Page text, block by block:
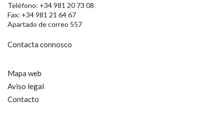
Teléfono: +34 981 20 73 08
Fax: +34 981 21 64 67
Apartado de correo 557
Contacta connosco
Mapa web
Aviso legal
Contacto